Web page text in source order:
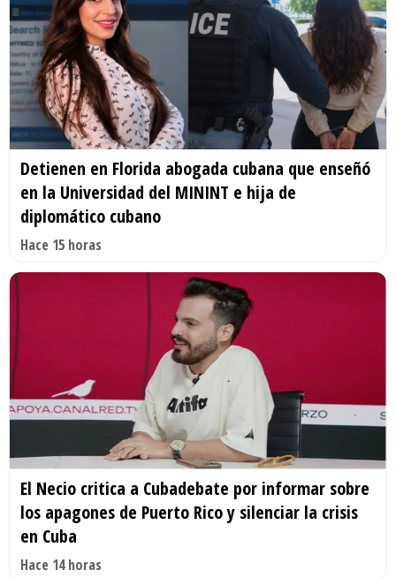
Detienen en Florida abogada cubana que enseñó
en la Universidad del MININT e hija de
diplomático cubano
Hace 15 horas
El Necio critica a Cubadebate por informar sobre
los apagones de Puerto Rico y silenciar la crisis
en Cuba
Hace 14 horas